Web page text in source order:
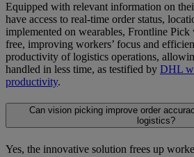
Equipped with relevant information on
have access to real-time order status,
implemented on wearables, Frontline
free, improving workers’ focus and
productivity of logistics operations,
handled in less time, as testified by DHL
productivity.
Can vision picking improve order
logistics?
Yes, the innovative solution frees up